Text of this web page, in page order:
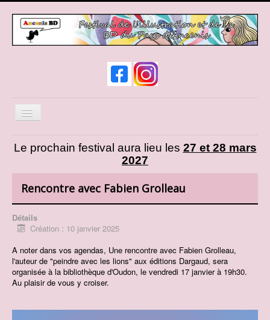
Basculer
Expos et animations
Liste des auteurs
Liste des exposants
Cosplay
Présentation d'AncenisBD
Contact
Le prochain festival aura lieu les 27 et 28 mars
2027
Rencontre avec Fabien Grolleau
Détails
Création : 10 janvier 2025
A noter dans vos agendas, Une rencontre avec Fabien Grolleau,
l'auteur de "peindre avec les lions" aux éditions Dargaud, sera
organisée à la bibliothèque d'Oudon, le vendredi 17 janvier à 19h30.
Au plaisir de vous y croiser.